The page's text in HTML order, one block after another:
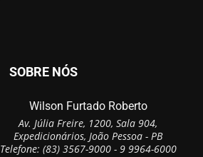
SOBRE NÓS
Wilson Furtado Roberto
Av. Júlia Freire, 1200, Sala 904,
Expedicionários, João Pessoa - PB
Telefone: (83) 3567-9000 - 9 9964-6000